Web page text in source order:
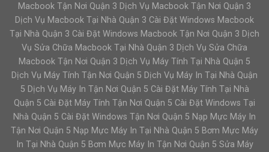
Macbook Tận Nơi Quận 3 Dịch Vụ Macbook Tận Nơi Quận 3
Dịch Vụ Macbook Tại Nhà Quận 3 Cài Đặt Windows Macbook
Tại Nhà Quận 3 Cài Đặt Windows Macbook Tận Nơi Quận 3 Dịch
Vụ Sửa Chữa Macbook Tại Nhà Quận 3 Dịch Vụ Sửa Chữa
Macbook Tận Nơi Quận 3 Dịch Vụ Máy Tính Tại Nhà Quận 5
Dịch Vụ Máy Tính Tận Nơi Quận 5 Dịch Vụ Máy In Tại Nhà Quận
5 Dịch Vụ Máy In Tận Nơi Quận 5 Cài Đặt Máy Tính Tại Nhà
Quận 5 Cài Đặt Máy Tính Tận Nơi Quận 5 Cài Đặt Windows Tại
Nhà Quận 5 Cài Đặt Windows Tận Nơi Quận 5 Nạp Mực Máy In
Tận Nơi Quận 5 Nạp Mực Máy In Tại Nhà Quận 5 Bơm Mực Máy
In Tại Nhà Quận 5 Bơm Mực Máy In Tận Nơi Quận 5 Sửa Máy